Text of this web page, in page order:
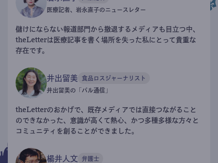
医療記者、岩永直子のニュースレター
儲けにならない報道部門から撤退するメディアも目立つ中、
theLetterは医療記事を書く場所を失った私にとって貴重な
存在です。
井出留美 食品ロスジャーナリスト
井出留美の「パル通信」
theLetterのおかげで、既存メディアでは直接つながること
のできなかった、意識が高くて熱心、かつ多種多様な方々と
コミュニティを創ることができました。
楊井人文 弁護士